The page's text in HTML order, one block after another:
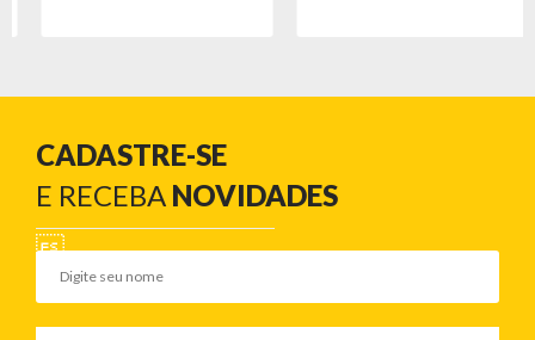
CADASTRE-SE
E RECEBA NOVIDADES